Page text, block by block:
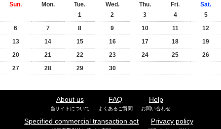
Sun. Mon. Tue. Wed. Thu. Fri.
Sat.
1
2 3 4
5
6
7 8 9 10 11
12
13
14 15 16 17 18
19
20
21 22 23 24 25
26
27
28 29 30
About us
当サイトについて
FAQ
よくあるご質問
Help
お問い合わせ
Specified commercial transaction act Privacy policy